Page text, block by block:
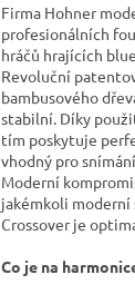
Firma Hohner
profesionálních
hráčů hrajících
Revoluční
bambusového
stabilní. Díky
tím poskytuje
vhodný pro
Moderní
jakémkoli moderní
Crossover je
Co je na